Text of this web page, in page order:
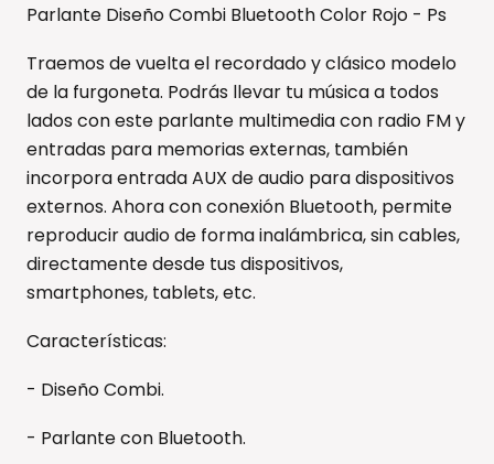
Parlante Diseño Combi Bluetooth Color Rojo - Ps
Traemos de vuelta el recordado y clásico modelo
de la furgoneta. Podrás llevar tu música a todos
lados con este parlante multimedia con radio FM y
entradas para memorias externas, también
incorpora entrada AUX de audio para dispositivos
externos. Ahora con conexión Bluetooth, permite
reproducir audio de forma inalámbrica, sin cables,
directamente desde tus dispositivos,
smartphones, tablets, etc.
Características:
- Diseño Combi.
- Parlante con Bluetooth.